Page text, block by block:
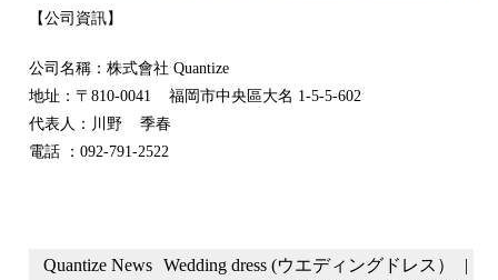
【公司資訊】
公司名稱：株式會社 Quantize
地址：〒810-0041 福岡市中央區大名 1-5-5-602
代表人：川野 季春
電話 ：092-791-2522
Quantize News Wedding dress (ウエディングドレス） |